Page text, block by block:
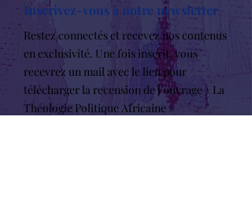
Inscrivez-vous à notre newsletter
Restez connectés et recevez nos contenus
en exclusivité. Une fois inscrit, vous
recevrez un mail avec le lien pour
télécharger la recension de l’ouvrage « La
Théologie Politique Africaine »